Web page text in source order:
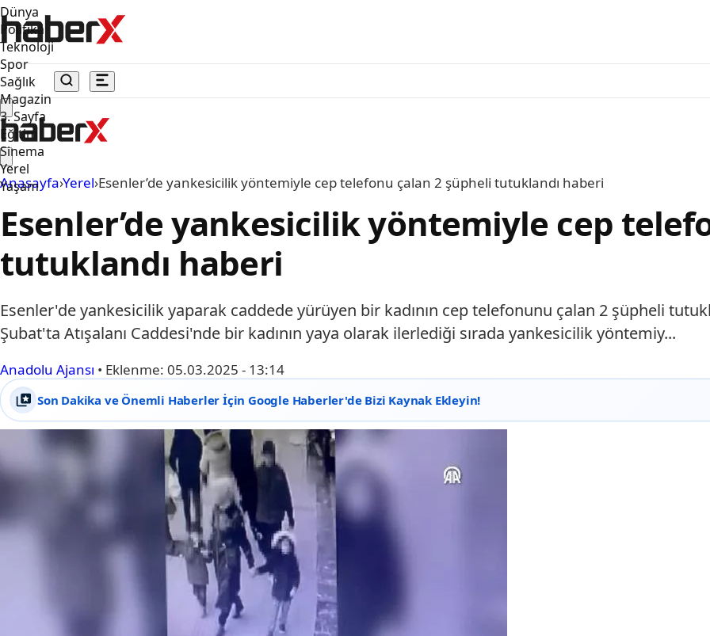
Dünya
Politika
Teknoloji
Spor
Sağlık
Magazin
3. Sayfa
Eğitim
Sinema
Yerel
Yaşam
Anasayfa›Yerel›Esenler’de yankesicilik yöntemiyle cep telefonu çalan 2 şüpheli tutuklandı haberi
Esenler’de yankesicilik yöntemiyle cep
tutuklandı haberi
Esenler'de yankesicilik yaparak caddede yürüyen bir kadının cep telefonunu çalan 2 şüpheli
Şubat'ta Atışalanı Caddesi'nde bir kadının yaya olarak ilerlediği sırada yankesicilik yöntemiy...
Anadolu Ajansı • Eklenme: 05.03.2025 - 13:14
Son Dakika ve Önemli Haberler İçin Google Haberler'de Bizi Kaynak Ekleyin!